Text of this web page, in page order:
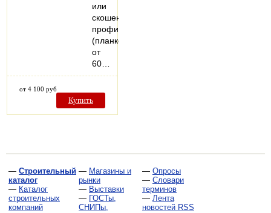
или
скошенным
профилем
(планкен)
от
60…
от 4 100 руб
Купить
— Строительный
каталог
— Каталог
строительных
компаний
— Магазины и
рынки
— Выставки
— ГОСТы,
СНИПы,
— Опросы
— Словари
терминов
— Лента
новостей RSS